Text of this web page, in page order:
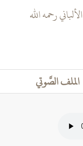
رحمه الله
الملف الصَّوتي